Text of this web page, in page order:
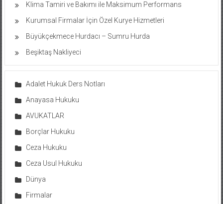
Klima Tamiri ve Bakımı ile Maksimum Performans
Kurumsal Firmalar İçin Özel Kurye Hizmetleri
Büyükçekmece Hurdacı – Sumru Hurda
Beşiktaş Nakliyeci
Adalet Hukuk Ders Notları
Anayasa Hukuku
AVUKATLAR
Borçlar Hukuku
Ceza Hukuku
Ceza Usul Hukuku
Dünya
Firmalar